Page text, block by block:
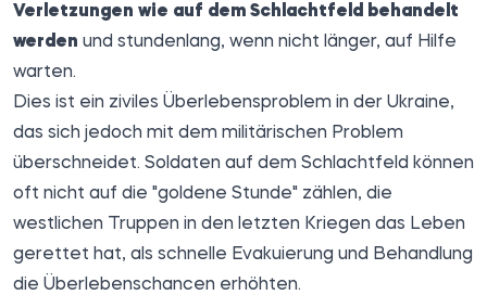
Verletzungen wie auf dem Schlachtfeld behandelt
werden und stundenlang, wenn nicht länger, auf Hilfe
warten.
Dies ist ein ziviles Überlebensproblem in der Ukraine,
das sich jedoch mit dem militärischen Problem
überschneidet. Soldaten auf dem Schlachtfeld können
oft nicht auf die "goldene Stunde" zählen, die
westlichen Truppen in den letzten Kriegen das Leben
gerettet hat, als schnelle Evakuierung und Behandlung
die Überlebenschancen erhöhten.